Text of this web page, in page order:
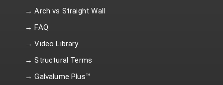
→ Arch vs Straight Wall
→ FAQ
→ Video Library
→ Structural Terms
→ Galvalume Plus™